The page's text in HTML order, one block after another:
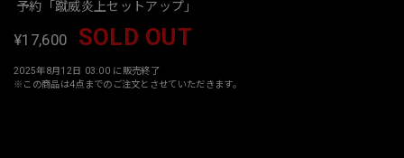
予約「蹴威炎上セットアップ」
¥17,600 SOLD OUT
2025年8月12日 03:00 に販売終了
※この商品は4点までのご注文とさせていただきます。